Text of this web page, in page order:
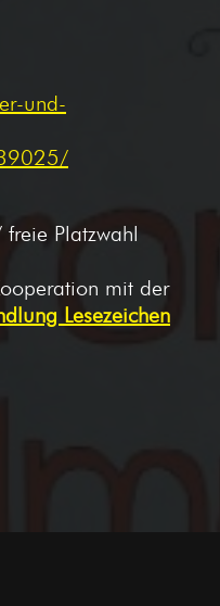
und-
Platzwahl
mit der
Lesezeichen